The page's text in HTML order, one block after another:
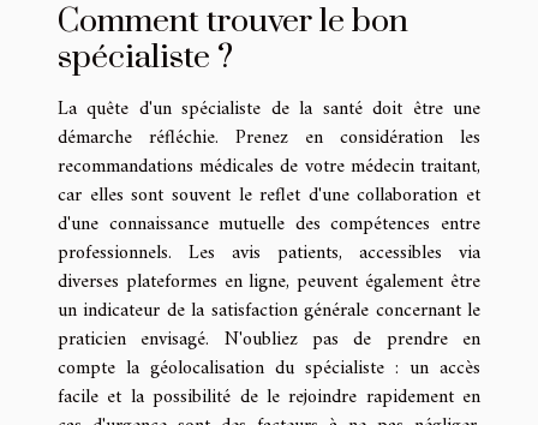
Comment trouver le bon
spécialiste ?
La quête d'un spécialiste de la santé doit être une
démarche réfléchie. Prenez en considération les
recommandations médicales de votre médecin traitant,
car elles sont souvent le reflet d'une collaboration et
d'une connaissance mutuelle des compétences entre
professionnels. Les avis patients, accessibles via
diverses plateformes en ligne, peuvent également être
un indicateur de la satisfaction générale concernant le
praticien envisagé. N'oubliez pas de prendre en
compte la géolocalisation du spécialiste : un accès
facile et la possibilité de le rejoindre rapidement en